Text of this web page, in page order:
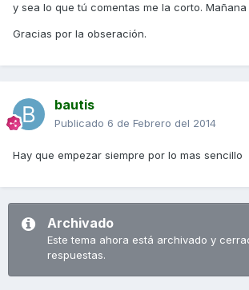
y sea lo que tú comentas me la corto. Mañana
Gracias por la obseración.
bautis
Publicado 6 de Febrero del 2014
Hay que empezar siempre por lo mas sencillo
Archivado
Este tema ahora está archivado y
respuestas.